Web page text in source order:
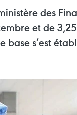
des
et de
base s’est